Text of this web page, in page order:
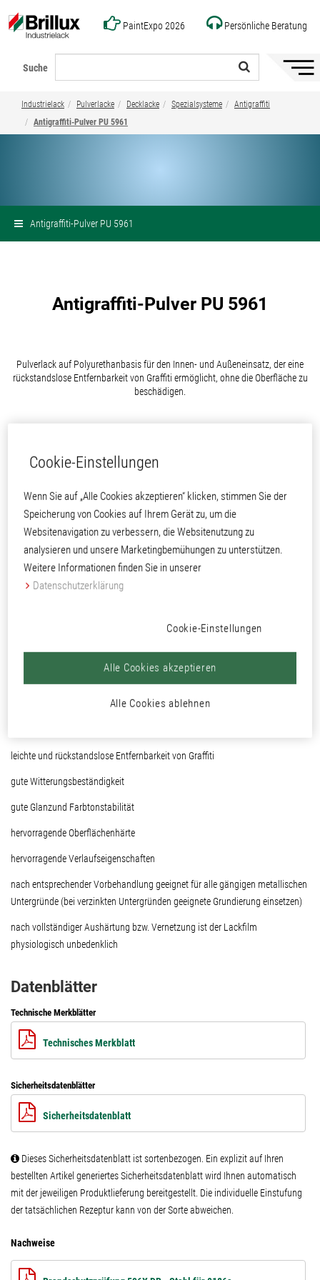
PaintExpo 2026 Persönliche Beratung
Suche
Industrielack Pulverlacke Decklacke Spezialsysteme
Antigraffiti
Antigraffiti-Pulver PU 5961
Antigraffiti-Pulver PU 5961
Antigraffiti-Pulver PU 5961
Pulverlack auf Polyurethanbasis für den Innen- und Außeneinsatz, der eine
rückstandslose Entfernbarkeit von Graffiti ermöglicht, ohne die Oberfläche zu
beschädigen.
leichte und rückstandslose Entfernbarkeit von Graffiti
gute Witterungsbeständigkeit
gute Glanzund Farbtonstabilität
hervorragende Oberflächenhärte
hervorragende Verlaufseigenschaften
nach entsprechender Vorbehandlung geeignet für alle gängigen metallischen
Untergründe (bei verzinkten Untergründen geeignete Grundierung einsetzen)
nach vollständiger Aushärtung bzw. Vernetzung ist der Lackfilm
physiologisch unbedenklich
Datenblätter
Technische Merkblätter
Technisches Merkblatt
Sicherheitsdatenblätter
Sicherheitsdatenblatt
Dieses Sicherheitsdatenblatt ist sortenbezogen. Ein explizit auf Ihren
bestellten Artikel generiertes Sicherheitsdatenblatt wird Ihnen automatisch
mit der jeweiligen Produktlieferung bereitgestellt. Die individuelle Einstufung
der tatsächlichen Rezeptur kann von der Sorte abweichen.
Nachweise
Cookie-Einstellungen
Wenn Sie auf „Alle Cookies akzeptieren“ klicken, stimmen Sie der
Speicherung von Cookies auf Ihrem Gerät zu, um die
Websitenavigation zu verbessern, die Websitenutzung zu
analysieren und unsere Marketingbemühungen zu unterstützen.
Weitere Informationen finden Sie in unserer
Datenschutzerklärung
Cookie-Einstellungen
Alle Cookies ablehnen
Alle Cookies akzeptieren